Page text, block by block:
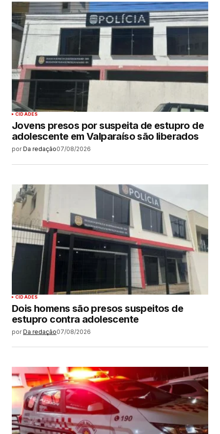
CIDADES
Jovens presos por suspeita de estupro de
adolescente em Valparaíso são liberados
por Da redação07/08/2026
CIDADES
Dois homens são presos suspeitos de
estupro contra adolescente
por Da redação07/08/2026